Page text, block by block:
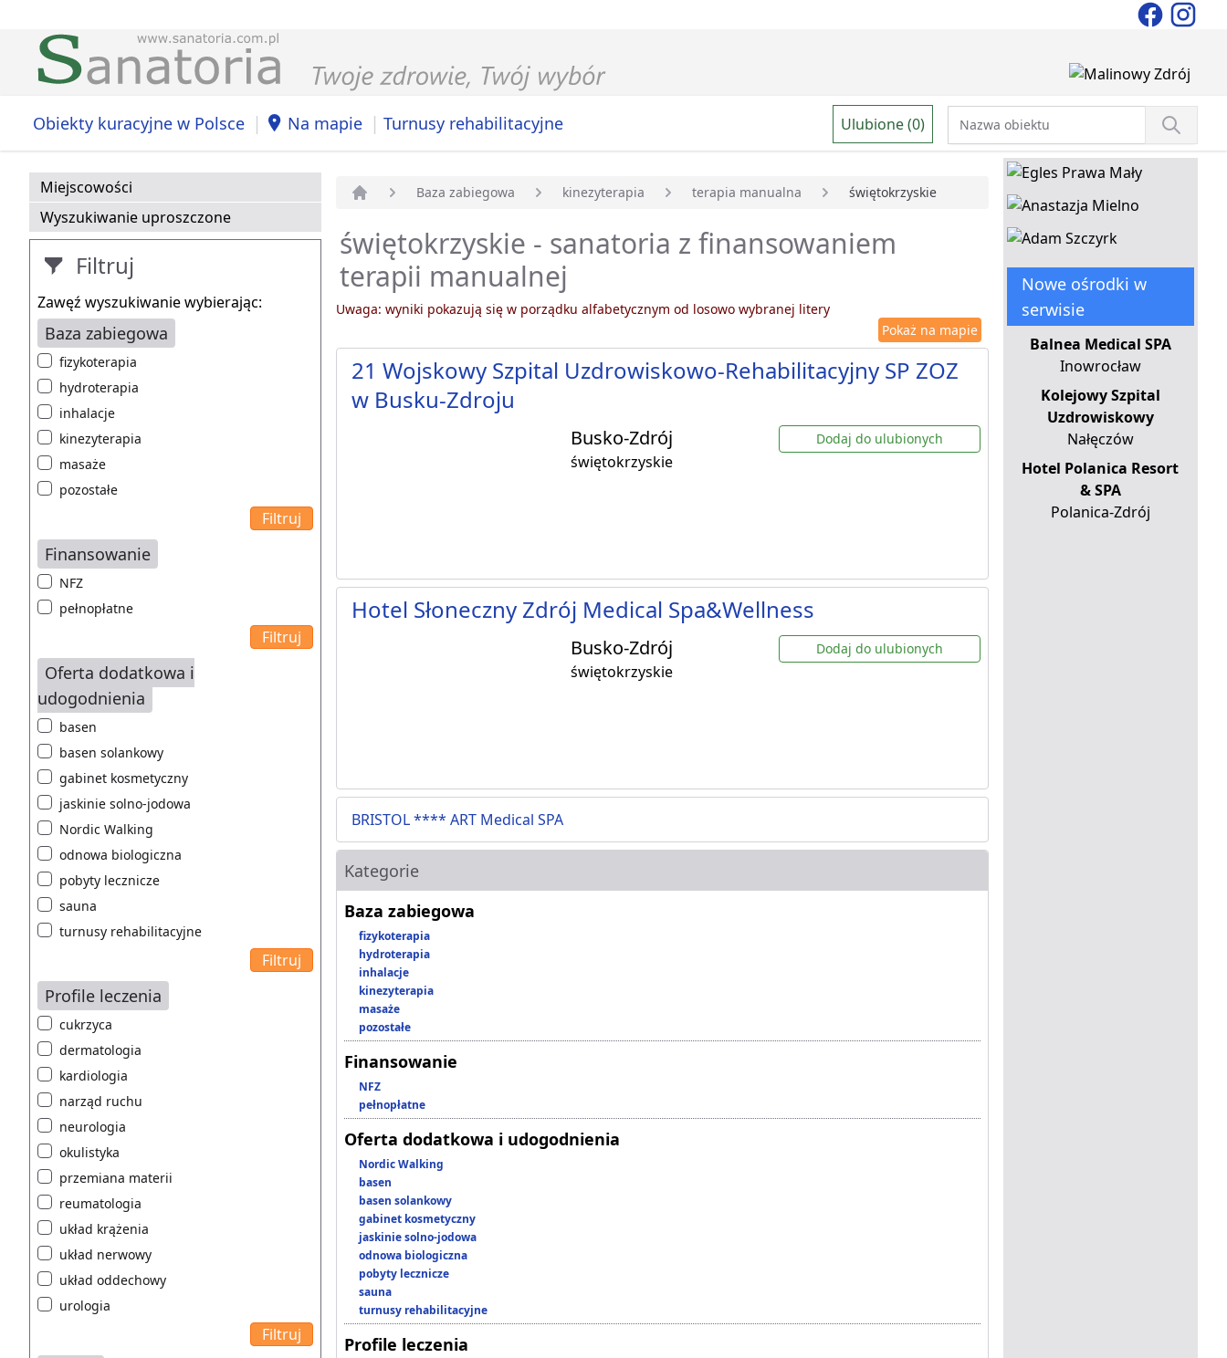
Obiekty kuracyjne w Polsce | Na mapie | Turnusy rehabilitacyjne Ulubione (0)
Miejscowości
Wyszukiwanie uproszczone
Filtruj
Zawęź wyszukiwanie wybierając:
Baza zabiegowa
fizykoterapia
hydroterapia
inhalacje
kinezyterapia
masaże
pozostałe
Finansowanie
NFZ
pełnopłatne
Oferta dodatkowa i
udogodnienia
basen
basen solankowy
gabinet kosmetyczny
jaskinie solno-jodowa
Nordic Walking
odnowa biologiczna
pobyty lecznicze
sauna
turnusy rehabilitacyjne
Profile leczenia
cukrzyca
dermatologia
kardiologia
narząd ruchu
neurologia
okulistyka
przemiana materii
reumatologia
układ krążenia
układ nerwowy
układ oddechowy
urologia
Baza zabiegowa kinezyterapia terapia manualna świętokrzyskie
świętokrzyskie - sanatoria z finansowaniem
terapii manualnej
Uwaga: wyniki pokazują się w porządku alfabetycznym od losowo wybranej litery
Pokaż na mapie
21 Wojskowy Szpital Uzdrowiskowo-Rehabilitacyjny SP ZOZ
w Busku-Zdroju
Busko-Zdrój
świętokrzyskie
Dodaj do ulubionych
Hotel Słoneczny Zdrój Medical Spa&Wellness
Busko-Zdrój
świętokrzyskie
Dodaj do ulubionych
BRISTOL **** ART Medical SPA
Kategorie
Baza zabiegowa
fizykoterapia
hydroterapia
inhalacje
kinezyterapia
masaże
pozostałe
Finansowanie
NFZ
pełnopłatne
Oferta dodatkowa i udogodnienia
Nordic Walking
basen
basen solankowy
gabinet kosmetyczny
jaskinie solno-jodowa
odnowa biologiczna
pobyty lecznicze
sauna
turnusy rehabilitacyjne
Profile leczenia
Nowe ośrodki w
serwisie
Balnea Medical SPA
Inowrocław
Kolejowy Szpital
Uzdrowiskowy
Nałęczów
Hotel Polanica Resort
& SPA
Polanica-Zdrój